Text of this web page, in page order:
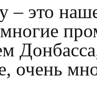
– это
очень